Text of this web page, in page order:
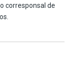
corresponsal de